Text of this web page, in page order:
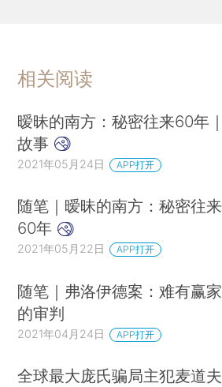
相关阅读
暧昧的南方：秘密往来60年｜
故事
2021年05月24日 APP打开
随笔｜暧昧的南方：秘密往来
60年
2021年05月22日 APP打开
随笔｜弗洛伊德案：难有赢家
的审判
2021年04月24日 APP打开
全球最大庞氏骗局主犯麦道夫